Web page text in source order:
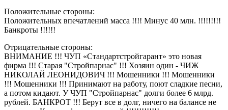
Положительные стороны:
Положительных впечатлений масса !!!! Минус 40 млн. !!!!!!!!!
Банкроты !!!!!!
Отрицательные стороны:
ВНИМАНИЕ !!! ЧУП «Стандартстройгарант» это новая
фирма !!! Старая "Стройпарнас" !!! Хозяин один - ЧИЖ
НИКОЛАЙ ЛЕОНИДОВИЧ !!! Мошенники !!! Мошенники
!!! Мошенники !!! Принимают на работу, поют сладкие песни,
а потом кидают. У ЧУП "Стройпарнас" долги более 6 млрд.
рублей. БАНКРОТ !!! Берут все в долг, ничего на балансе не